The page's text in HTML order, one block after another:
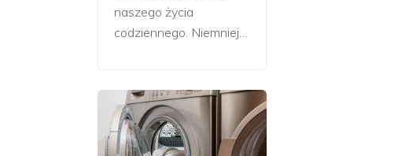
naszego życia
codziennego. Niemniej…